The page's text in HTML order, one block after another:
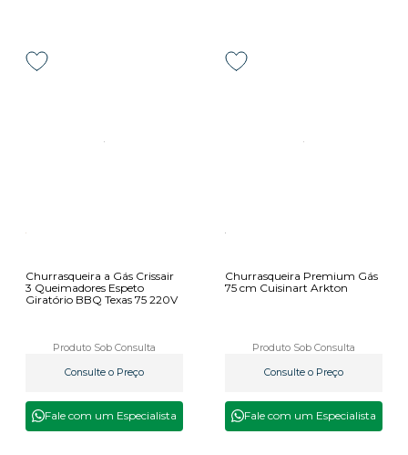
Churrasqueira a Gás Crissair
3 Queimadores Espeto
Giratório BBQ Texas 75 220V
Produto Sob Consulta
Consulte o Preço
Fale com um Especialista
Churrasqueira Premium Gás
75 cm Cuisinart Arkton
Produto Sob Consulta
Consulte o Preço
Fale com um Especialista